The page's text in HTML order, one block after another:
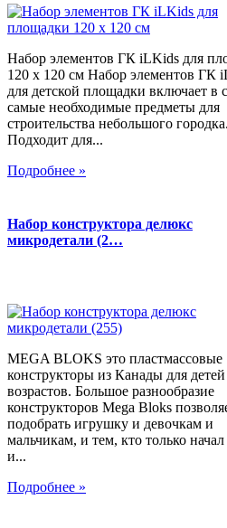
Набор элементов ГК iLKids для
120 х 120 см Набор элементов ГК
для детской площадки включает в
самые необходимые предметы для
строительства небольшого городка.
Подходит для...
Подробнее »
Набор конструктора делюкс
микродетали (2…
MEGA BLOKS это пластмассовые
конструкторы из Канады для детей
возрастов. Большое разнообразие
конструкторов Mega Bloks
подобрать игрушку и девочкам и
мальчикам, и тем, кто только начал
и...
Подробнее »